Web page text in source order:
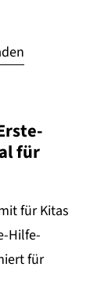
für
für Kitas
Hilfe-
für